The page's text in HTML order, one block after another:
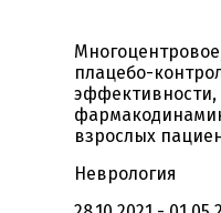
плацебо-
эффективности,
взрослых
Неврология